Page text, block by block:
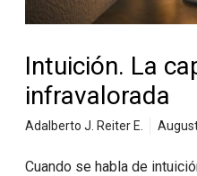
Intuición. La
infravalorada
Adalberto J. Reiter E.
Cuando se habla de